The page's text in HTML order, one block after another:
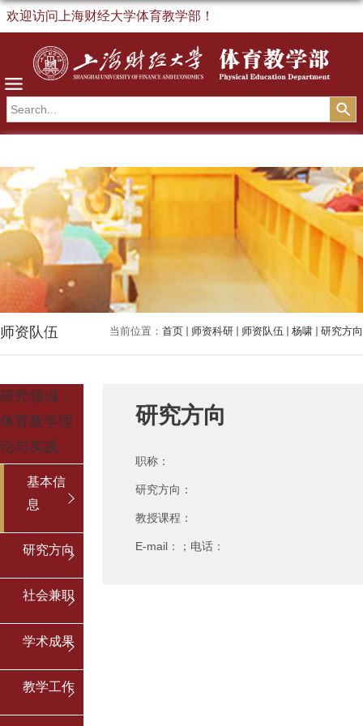
欢迎访问上海财经大学体育教学部！
当前位置： 首页 师资科研 师资队伍 杨啸 研究方向
师资队伍
研究领域：
体育教学理
论与实践
基本信
息
研究方向
社会兼职
学术成果
教学工作
研究方向
职称：
研究方向：
教授课程：
E-mail：；电话：